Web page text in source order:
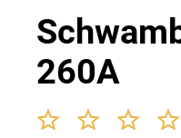
260A